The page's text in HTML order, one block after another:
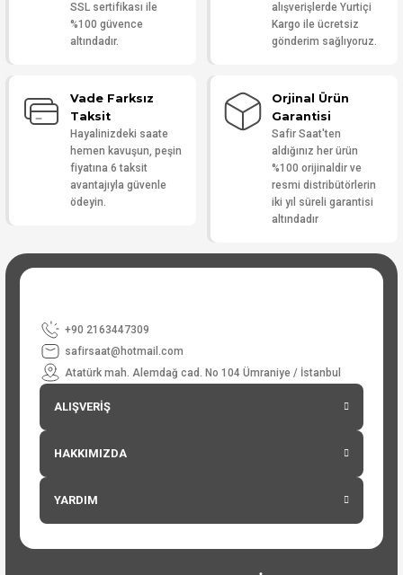
SSL sertifikası ile
%100 güvence
altındadır.
alışverişlerde Yurtiçi
Kargo ile ücretsiz
gönderim sağlıyoruz.
Vade Farksız
Taksit
Hayalinizdeki saate
hemen kavuşun, peşin
fiyatına 6 taksit
avantajıyla güvenle
ödeyin.
Orjinal Ürün
Garantisi
Safir Saat'ten
aldığınız her ürün
%100 orijinaldir ve
resmi distribütörlerin
iki yıl süreli garantisi
altındadır
+90 2163447309
safirsaat@hotmail.com
Atatürk mah. Alemdağ cad. No 104 Ümraniye / İstanbul
ALIŞVERİŞ
HAKKIMIZDA
YARDIM